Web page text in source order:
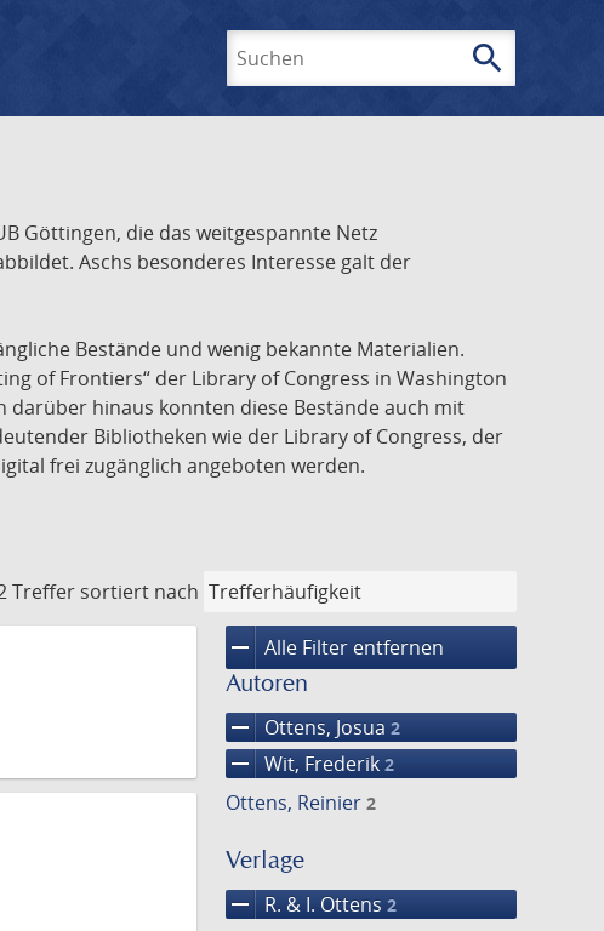
search
Göttingen, die das weitgespannte Netz
Aschs besonderes Interesse galt der
Bestände und wenig bekannte Materialien.
of Frontiers“ der Library of Congress in Washington
hinaus konnten diese Bestände auch mit
Bibliotheken wie der Library of Congress, der
frei zugänglich angeboten werden.
Treffer sortiert nach
remove Alle Filter entfernen
Autoren
remove Ottens, Josua 2
remove Wit, Frederik 2
Ottens, Reinier 2
Verlage
remove R. & I. Ottens 2